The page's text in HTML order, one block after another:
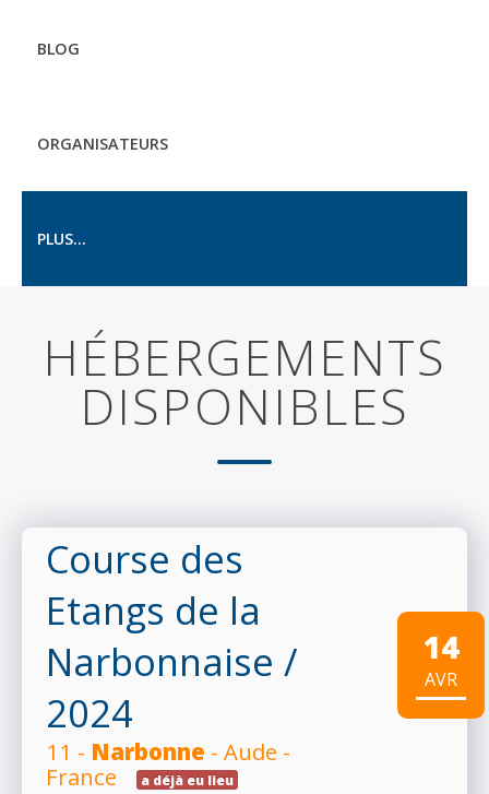
BLOG
ORGANISATEURS
PLUS...
HÉBERGEMENTS
DISPONIBLES
Course des
Etangs de la
Narbonnaise /
2024
11 - Narbonne - Aude -
France
a déjà eu lieu
14
AVR